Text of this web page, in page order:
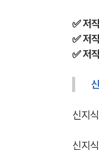
✅ 저
✅ 저
✅ 저
신지
신지